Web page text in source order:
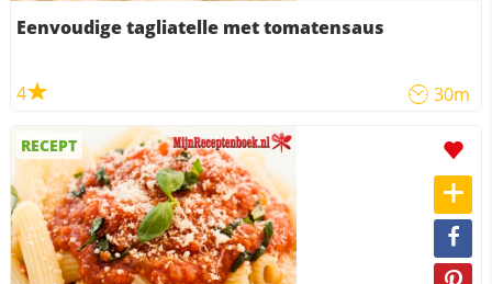
Eenvoudige tagliatelle met tomatensaus
4 30m
RECEPT